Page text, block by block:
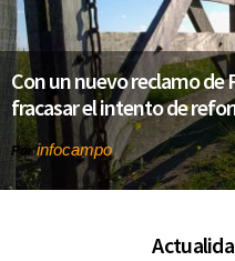
Con un nuevo reclamo de
fracasar el intento de
Porinfocampo